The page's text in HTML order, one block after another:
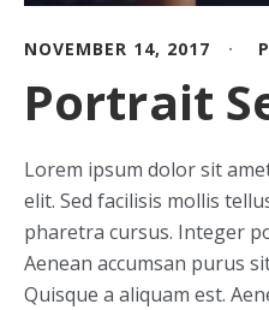
NOVEMBER 14, 2017
Portrait
Lorem ipsum dolor sit
elit. Sed facilisis mollis
pharetra cursus. Integer
Aenean accumsan purus
Quisque a aliquam est.